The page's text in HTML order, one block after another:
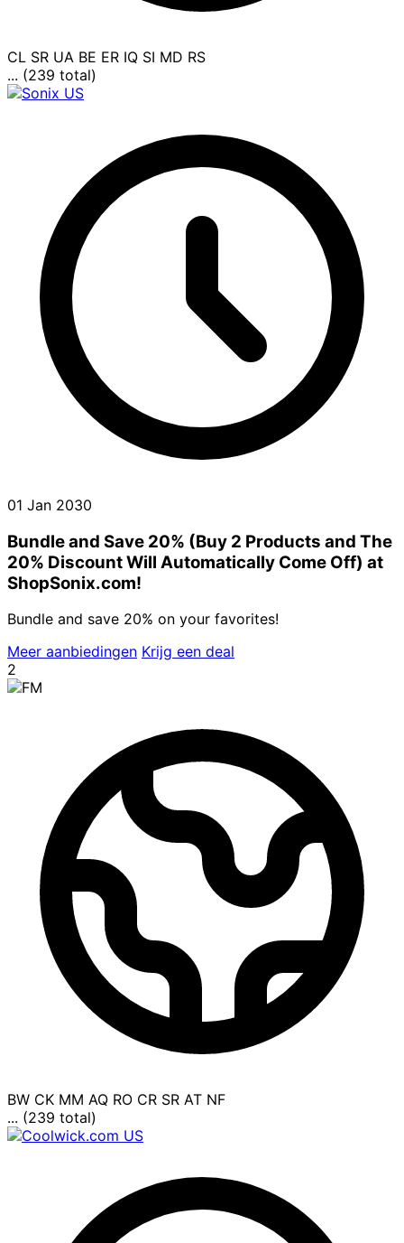
CL SR UA BE ER IQ SI MD RS
... (239 total)
01 Jan 2030
Bundle and Save 20% (Buy 2 Products and The
20% Discount Will Automatically Come Off) at
ShopSonix.com!
Bundle and save 20% on your favorites!
Meer aanbiedingen Krijg een deal
2
BW CK MM AQ RO CR SR AT NF
... (239 total)